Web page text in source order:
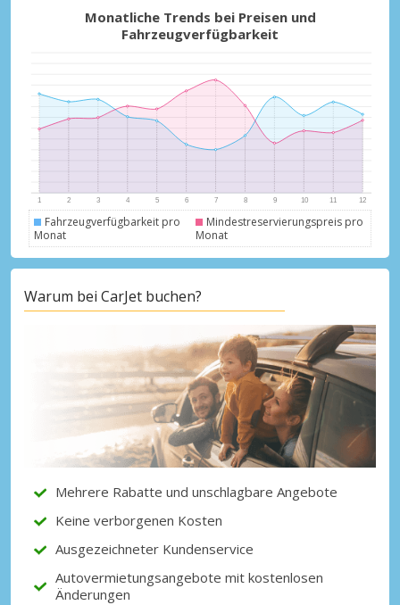
Monatliche Trends bei Preisen und
Fahrzeugverfügbarkeit
Fahrzeugverfügbarkeit pro
Monat
Mindestreservierungspreis pro
Monat
Warum bei CarJet buchen?
Mehrere Rabatte und unschlagbare Angebote
Keine verborgenen Kosten
Ausgezeichneter Kundenservice
Autovermietungsangebote mit kostenlosen
Änderungen
Top-Ersparnisses
Erhalten Sie Zugang zu exklusiven
Partnerangeboten
Mit eLink anmelden